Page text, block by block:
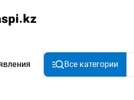
Все категории